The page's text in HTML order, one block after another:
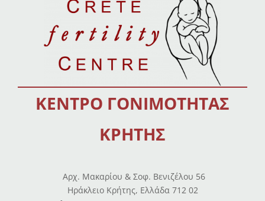
ΚΕΝΤΡΟ ΓΟΝΙΜΟΤΗΤΑΣ
ΚΡΗΤΗΣ
Αρχ. Μακαρίου & Σοφ. Βενιζέλου 56
Ηράκλειο Κρήτης, Ελλάδα 712 02